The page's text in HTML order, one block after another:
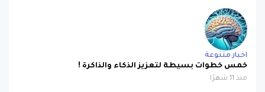
اخبار متنوعة
خمس خطوات بسيطة لتعزيز الذكاء والذاكرة !
منذ 11 شهرًا